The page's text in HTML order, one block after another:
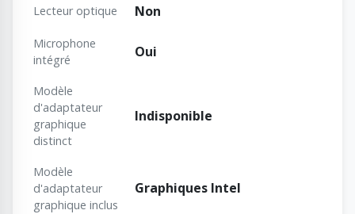
Lecteur optique Non
Microphone
intégré
Oui
Modèle
d'adaptateur
graphique
distinct
Indisponible
Modèle
d'adaptateur
graphique inclus
Graphiques Intel